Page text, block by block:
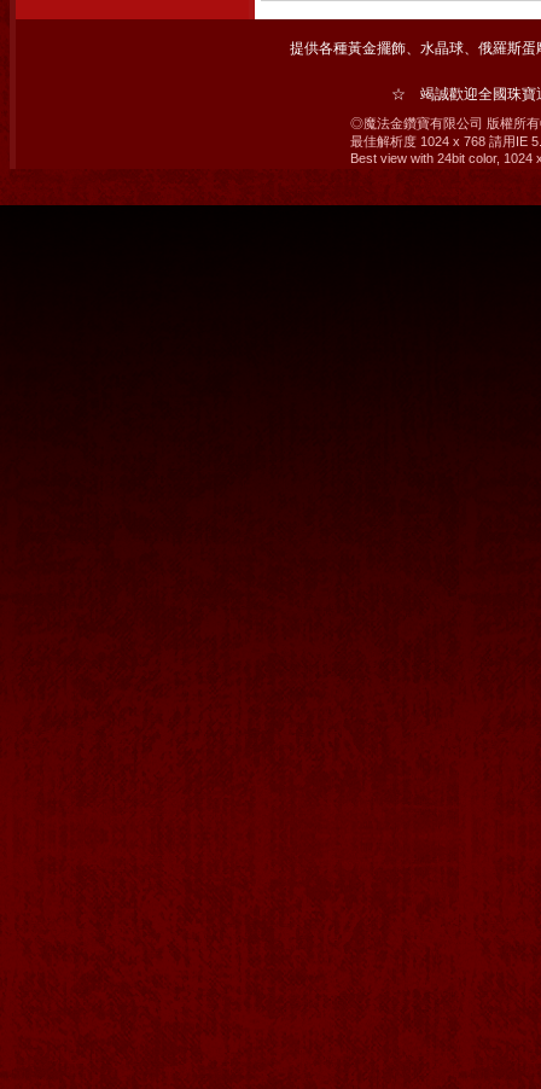
提供各種黃金擺飾、水晶球、俄羅斯
☆ 竭誠歡迎全國珠
◎魔法金鑽寶有限公司 版權所
最佳解析度 1024 x 768 請用IE
Best view with 24bit color, 1024